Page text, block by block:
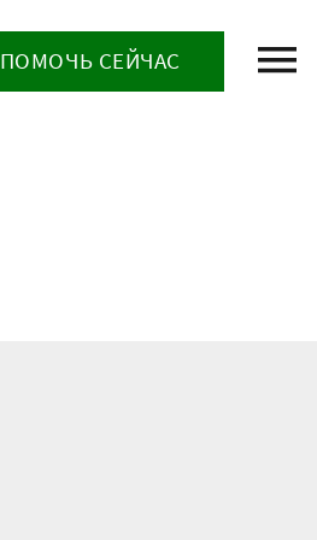
ПОМОЧЬ СЕЙЧАС